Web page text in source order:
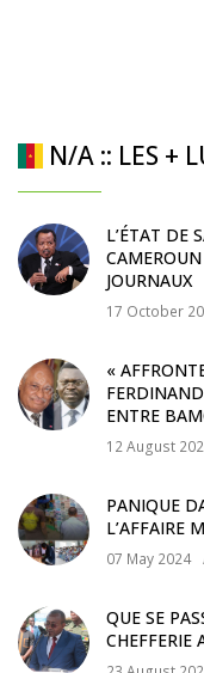
N/A :: LES +
L’ÉTAT DE
JOURNAUX
17 October
«
ENTRE
12 August
PANIQUE
L’AFFAIRE
07 May 2024
QUE SE
CHEFFERIE